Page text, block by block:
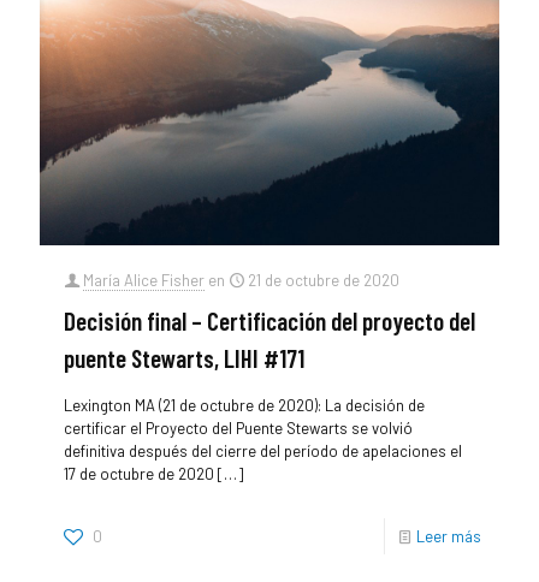
María Alice Fisher en 21 de octubre de 2020
Decisión final – Certificación del proyecto del
puente Stewarts, LIHI #171
Lexington MA (21 de octubre de 2020): La decisión de
certificar el Proyecto del Puente Stewarts se volvió
definitiva después del cierre del período de apelaciones el
17 de octubre de 2020 […]
0 Leer más